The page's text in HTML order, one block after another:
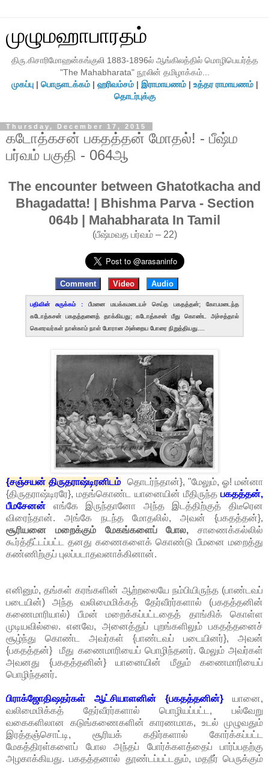
முழுமஹாபாரதம்
திரு.கிசாரிமோஹன்கங்குலி 1883-1896ல் ஆங்கிலத்தில் மொழிபெயர்த்த
"The Mahabharata" நூலின் தமிழாக்கம்...
முகப்பு| பொருளடக்கம்| ஹரிவம்சம்| இராமாயணம்| உத்தர ராமாயணம்|
தொடர்புக்கு
Thursday, December 17, 2015
கடோத்கசன் பகதத்தன் மோதல்! - பீஷ்ம
பர்வம் பகுதி - 064ஆ
The encounter between Ghatotkacha and
Bhagadatta! | Bhishma Parva - Section
064b | Mahabharata In Tamil
(பீஷ்மவத பர்வம் – 22)
Comment Video Audio
பதிவின் சுருக்கம் :
பீமனை மயக்கமடையச் செய்த பகதத்தன்; கோபமடைந்த
கடோத்கசன் பகதத்தனைத் தாக்கியது; கடோத்கசன் மீது கொண்ட அச்சத்தால்
கௌரவர்கள் நான்காம் நாள் போரான அன்றைய போரை நிறுத்தியது...
{சஞ்சயன் திருதராஷ்டிரனிடம் தொடர்ந்தான்}, "மேலும், ஓ! மன்னா
{திருதராஷ்டிரரே}, மதங்கொண்ட யானையின் மீதிருந்த பகதத்தன்,
பீமசேனன் எங்கே இருந்தானோ அந்த இடத்திற்குத் திடீரென
விரைந்தான். அங்கே நடந்த மோதலில், அவன் {பகதத்தன்},
சூரியனை மறைக்கும் மேகங்களைப் போல, சாணைக்கல்லில்
கூர்த்தீட்டப்பட்ட தனது கணைகளைக் கொண்டு பீமனை மறைத்து
கண்ணிற்குப் புலப்படாதவனாக்கினான்.
எனினும், தங்கள் கரங்களின் ஆற்றலையே நம்பியிருந்த (பாண்டவப்
படையின்) அந்த வலிமைமிக்கத் தேர்வீரர்களால் (பகதத்தனின்
கணைமாரியால்) பீமன் மறைக்கப்பட்டதைத் தாங்கிக் கொள்ள
முடியவில்லை. எனவே, அனைத்துப் புறங்களிலும் பகதத்தனைச்
சூழ்ந்து கொண்ட அவர்கள் {பாண்டவப் படையினர்}, அவன்
{பகதத்தன்} மீது கணைமாரியைப் பொழிந்தனர். மேலும் அவர்கள்
அவனது {பகதத்தனின்} யானையின் மீதும் கணைமாரியைப்
பொழிந்தனர்.
பிராக்ஜோதிஷதர்கள் ஆட்சியாளனின் {பகதத்தனின்} யானை,
வலிமைமிக்கத் தேர்வீரர்களால் பொழியப்பட்ட, பல்வேறு
வகைகளிலான கடுங்கணைகளின் காரணமாக, உடல் முழுவதும்
இரத்தஞ்சொட்டி, சூரியக் கதிர்களால் கோர்க்கப்பட்ட
மேகத்திரள்களைப் போல அந்தப் போர்க்களத்தைப் பார்ப்பதற்கு
அழகாக்கியது. பகதத்தனால் தூண்டப்பட்டதும், மதநீர் பெருக்கும்